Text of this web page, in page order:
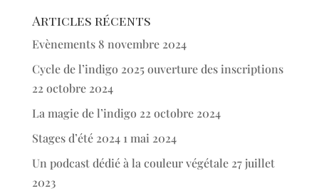
Articles récents
Evènements 8 novembre 2024
Cycle de l’indigo 2025 ouverture des inscriptions
22 octobre 2024
La magie de l’indigo 22 octobre 2024
Stages d’été 2024 1 mai 2024
Un podcast dédié à la couleur végétale 27 juillet
2023